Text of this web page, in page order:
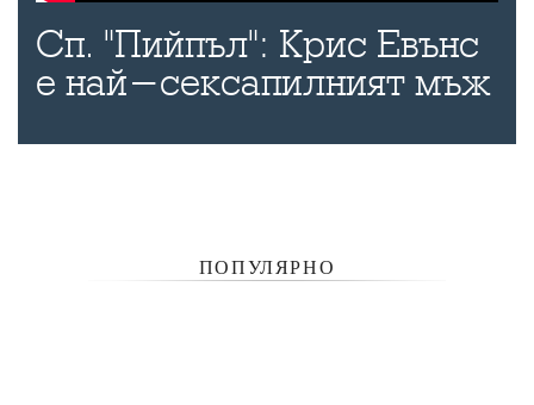
Сп. "Пийпъл": Крис Евънс
е най-сексапилният мъж
ПОПУЛЯРНО